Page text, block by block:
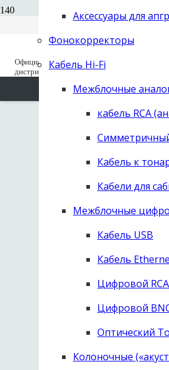
Старый сайт (до
Официальный
дистрибьютор с 1995
+7 (495)
заказать
Аксессуары для
Фонокорректоры
Кабель Hi-Fi
Межблочные
кабель RCA
Кабель к
Кабели для
Межблочные
Кабель USB
Кабель
Цифровой RCA
Цифровой
Оптический
Колоночные